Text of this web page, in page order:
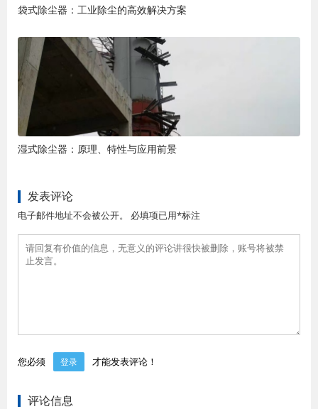
袋式除尘器：工业除尘的高效解决方案
湿式除尘器：原理、特性与应用前景
发表评论
电子邮件地址不会被公开。 必填项已用*标注
您必须 登录 才能发表评论！
评论信息